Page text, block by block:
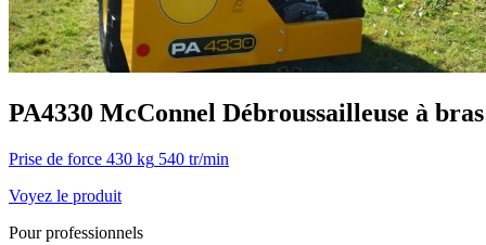
PA4330 McConnel Débroussailleuse à bras
Prise de force 430 kg 540 tr/min
Voyez le produit
Pour professionnels